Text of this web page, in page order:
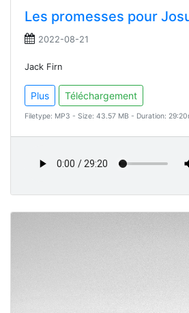
Les promesses pour
2022-08-21
Jack Firn
Plus Téléchargement
Filetype: MP3 - Size: 43.57 MB - Duration: